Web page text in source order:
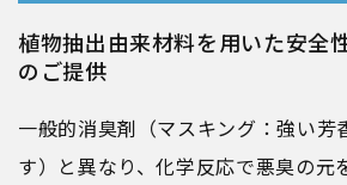
植物抽出由来材料を用いた安全
のご提供
一般的消臭剤（マスキング：強い芳
す）と異なり、化学反応で悪臭の元